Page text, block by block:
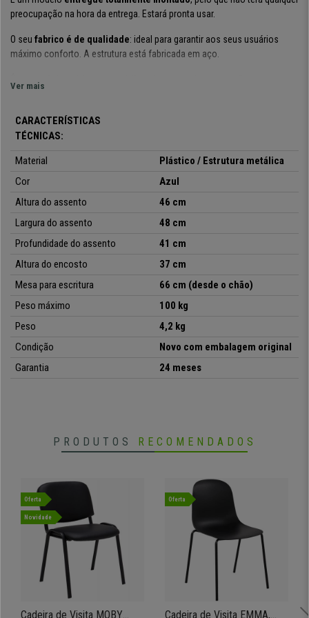
preocupação na hora da entrega. Estará pronta usar.
O seu fabrico é de qualidade: ideal para garantir aos seus usuários
máximo conforto. A estrutura está fabricada em aço.
Estádisponível em várias cores
• Pequena mesa dobrável
•Ideal para salas de formação
• Modelo empilhável
Fabrico de qualidade
• Estructura em aço
Ver mais
CARACTERÍSTICAS
TÉCNICAS:
Material
Plástico / Estrutura metálica
Cor
Azul
Altura do assento
46 cm
Largura do assento
48 cm
Profundidade do assento
41 cm
Altura do encosto
37 cm
Mesa para escritura
66 cm (desde o chão)
Peso máximo
100 kg
Peso
4,2 kg
Condição
Novo com embalagem original
Garantia
24 meses
PRODUTOS RECOMENDADOS
Oferta
Novidade
Cadeira de Visita MOBY
Oferta
Cadeira de Visita EMMA,